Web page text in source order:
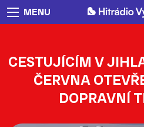
MENU
CESTUJÍCÍM V
ČERVNA
DOPRAVNÍ